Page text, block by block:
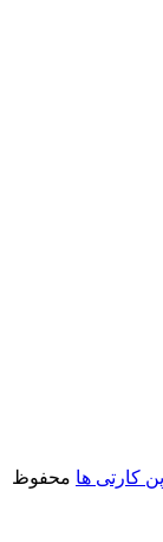
ها محفوظ